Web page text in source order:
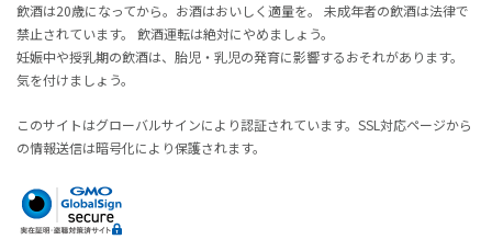
飲酒は20歳になってから。お酒はおいしく適量を。 未成年者の飲酒は法律で
禁止されています。 飲酒運転は絶対にやめましょう。
妊娠中や授乳期の飲酒は、胎児・乳児の発育に影響するおそれがあります。
気を付けましょう。
このサイトはグローバルサインにより認証されています。SSL対応ページから
の情報送信は暗号化により保護されます。